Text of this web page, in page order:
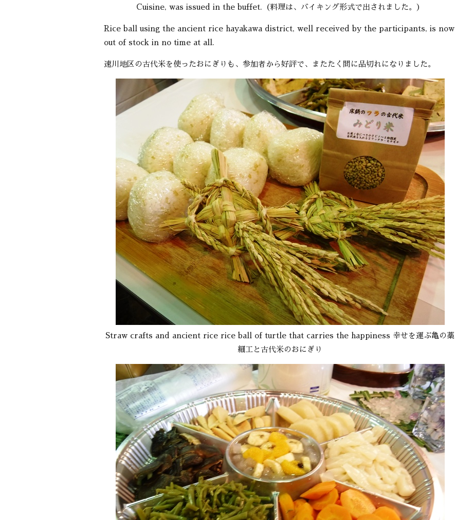
Cuisine, was issued in the buffet.（料理は、バイキング形式で出されました。）
Rice ball using the ancient rice hayakawa district, well received by the participants, is now
out of stock in no time at all.
速川地区の古代米を使ったおにぎりも、参加者から好評で、またたく間に品切れになりました。
Straw crafts and ancient rice rice ball of turtle that carries the happiness 幸せを運ぶ亀の藁
細工と古代米のおにぎり